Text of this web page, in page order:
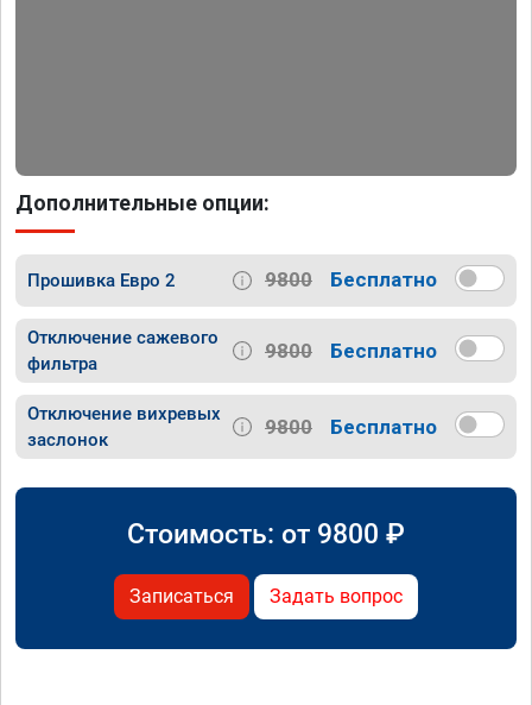
Дополнительные опции:
Прошивка Евро 2 9800 Бесплатно
Отключение сажевого
фильтра
9800 Бесплатно
Отключение вихревых
заслонок
9800 Бесплатно
Стоимость: от 9800 ₽
Записаться Задать вопрос